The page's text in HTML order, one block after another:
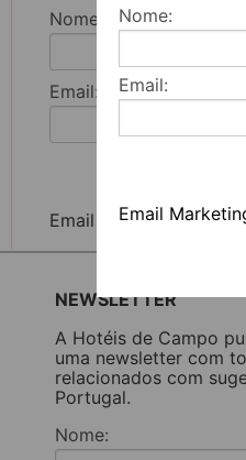
Nome:
Email:
Email
Nome:
Email:
Email Marketing by E-
NEWSLETTER
A Hotéis de Campo
uma newsletter com
relacionados com
Portugal.
Nome: